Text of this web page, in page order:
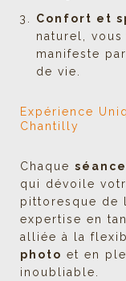
Confort et
naturel,
manifeste
de vie.
Expérience
Chantilly
Chaque séance
qui dévoile
pittoresque de
expertise en
alliée à la
photo et en
inoubliable.